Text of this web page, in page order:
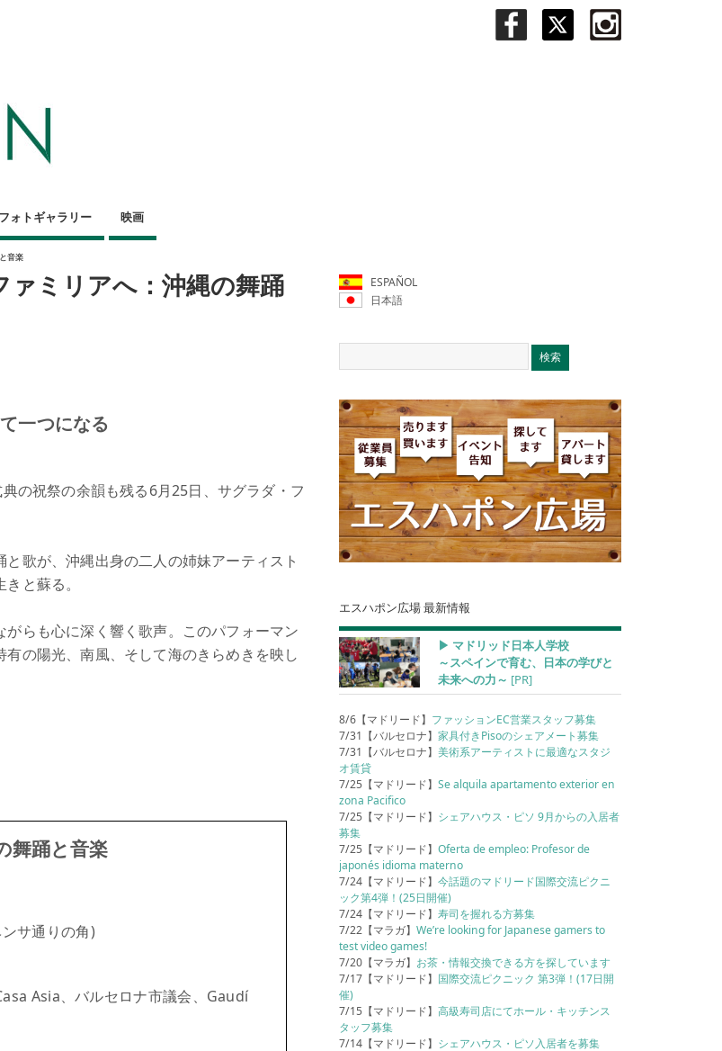
フォトギャラリー 映画
音楽
ミリアへ：沖縄の舞踊
一つになる
の祝祭の余韻も残る6月25日、サグラダ・フ
歌が、沖縄出身の二人の姉妹アーティスト
と蘇る。
らも心に深く響く歌声。このパフォーマン
の陽光、南風、そして海のきらめきを映し
舞踊と音楽
サ通りの角)
Asia、バルセロナ市議会、Gaudí
ESPAÑOL
日本語
エスハポン広場 最新情報
▶︎ マドリッド日本人学校
～スペインで育む、日本の学びと
未来への力～ [PR]
8/6【マドリード】 ファッションEC営業スタッフ募集
7/31【バルセロナ】家具付きPisoのシェアメート募集
7/31【バルセロナ】美術系アーティストに最適なスタジ
オ賃貸
7/25【マドリード】Se alquila apartamento exterior en
zona Pacifico
7/25【マドリード】 シェアハウス・ピソ 9月からの入居者
募集
7/25【マドリード】Oferta de empleo: Profesor de
japonés idioma materno
7/24【マドリード】今話題のマドリード国際交流ピクニ
ック第4弾！(25日開催)
7/24【マドリード】寿司を握れる方募集
7/22【マラガ】We’re looking for Japanese gamers to
test video games!
7/20【マラガ】 お茶・情報交換できる方を探しています
7/17【マドリード】 国際交流ピクニック 第3弾！(17日開
催)
7/15【マドリード】高級寿司店にてホール・キッチンス
タッフ募集
7/14【マドリード】 シェアハウス・ピソ入居者を募集